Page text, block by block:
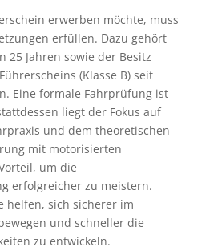
erwerben möchte, muss
erfüllen. Dazu gehört
25 Jahren sowie der Besitz
(Klasse B) seit
Eine formale Fahrprüfung ist
liegt der Fokus auf
und dem theoretischen
mit motorisierten
um die
erfolgreicher zu meistern.
helfen, sich sicherer im
und schneller die
zu entwickeln.